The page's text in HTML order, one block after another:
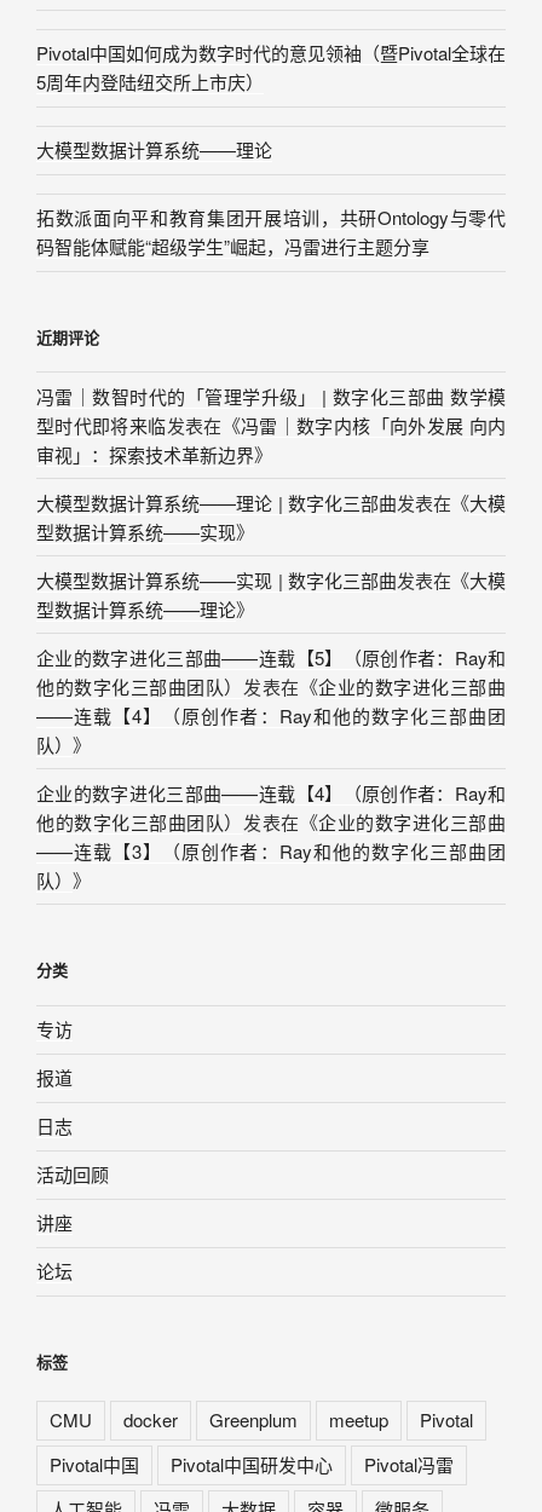
Pivotal中国如何成为数字时代的意见领袖（暨Pivotal全球在
5周年内登陆纽交所上市庆）
大模型数据计算系统——理论
拓数派面向平和教育集团开展培训，共研Ontology与零代
码智能体赋能“超级学生”崛起，冯雷进行主题分享
近期评论
冯雷｜数智时代的「管理学升级」 | 数字化三部曲 数学模
型时代即将来临发表在《冯雷｜数字内核「向外发展 向内
审视」：探索技术革新边界》
大模型数据计算系统——理论 | 数字化三部曲发表在《大模
型数据计算系统——实现》
大模型数据计算系统——实现 | 数字化三部曲发表在《大模
型数据计算系统——理论》
企业的数字进化三部曲——连载【5】（原创作者：Ray和
他的数字化三部曲团队） 发表在《企业的数字进化三部曲
——连载【4】（原创作者：Ray和他的数字化三部曲团
队） 》
企业的数字进化三部曲——连载【4】（原创作者：Ray和
他的数字化三部曲团队） 发表在《企业的数字进化三部曲
——连载【3】（原创作者：Ray和他的数字化三部曲团
队） 》
分类
专访
报道
日志
活动回顾
讲座
论坛
标签
CMU docker Greenplum meetup
Pivotal
Pivotal中国
Pivotal中国研发中心
Pivotal冯雷